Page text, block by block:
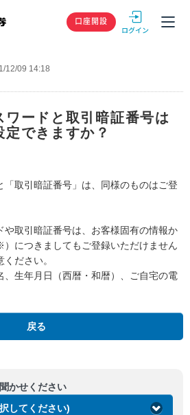
GMOクリック
口座開設
12/09 14:18
ワードと取引暗証番号は
定できますか？
「取引暗証番号」は、同様のものはご登
や取引暗証番号は、お客様固有の情報か
につきましてもご登録いただけません
ださい。
生年月日（西暦・和暦）、ご自宅の電
戻る
かせください
してください)